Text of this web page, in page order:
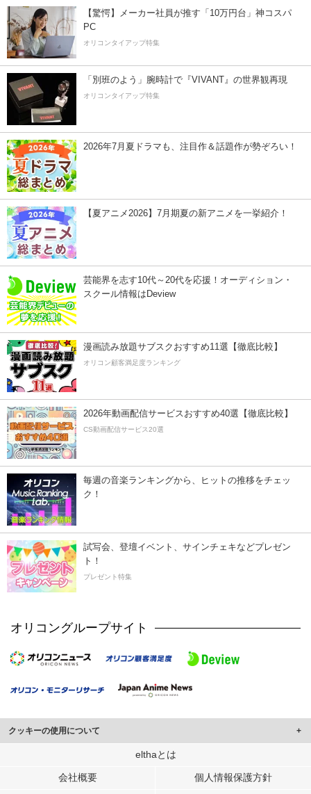
【驚愕】メーカー社員が推す「10万円台」神コスパ
PC
オリコンタイアップ特集
「別班のよう」腕時計で『VIVANT』の世界観再現
オリコンタイアップ特集
2026年7月夏ドラマも、注目作＆話題作が勢ぞろい！
【夏アニメ2026】7月期夏の新アニメを一挙紹介！
芸能界を志す10代～20代を応援！オーディション・
スクール情報はDeview
漫画読み放題サブスクおすすめ11選【徹底比較】
オリコン顧客満足度ランキング
2026年動画配信サービスおすすめ40選【徹底比較】
CS動画配信サービス20選
毎週の音楽ランキングから、ヒットの推移をチェッ
ク！
試写会、登壇イベント、サインチェキなどプレゼン
ト！
プレゼント特集
オリコングループサイト
クッキーの使用について
このサイトでは Cookie を使用して、ユーザーに合わせたコンテンツや広告の
行っています。
elthaとは
会社概要 個人情報保護方針